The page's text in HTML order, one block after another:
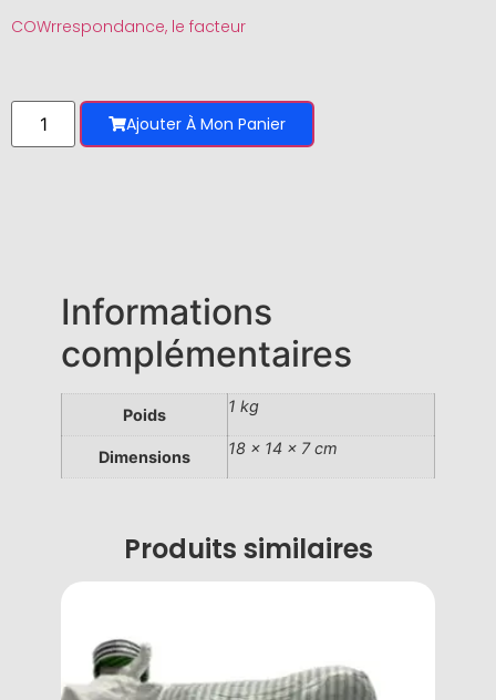
COWrrespondance, le facteur
Ajouter À Mon Panier
Informations
complémentaires
Poids 1 kg
Dimensions 18 × 14 × 7 cm
Produits similaires